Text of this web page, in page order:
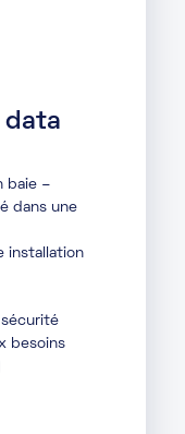
data
baie –
dans une
installation
sécurité
besoins